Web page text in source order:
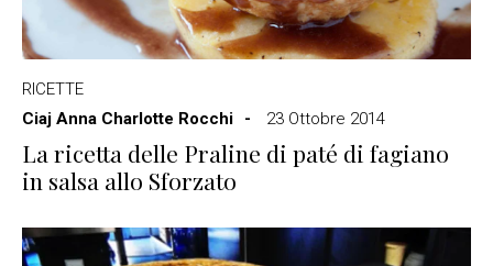
RICETTE
Ciaj Anna Charlotte Rocchi
23 Ottobre 2014
La ricetta delle Praline di paté di fagiano
in salsa allo Sforzato